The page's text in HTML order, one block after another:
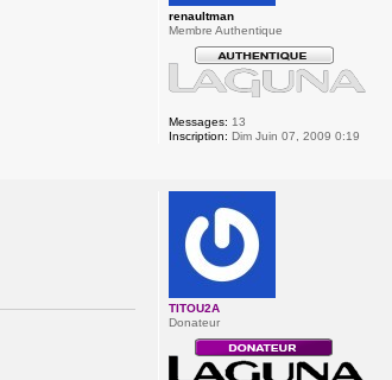
renaultman
Membre Authentique
Messages: 13
Inscription: Dim Juin 07, 2009 0:19
TITOU2A
Donateur